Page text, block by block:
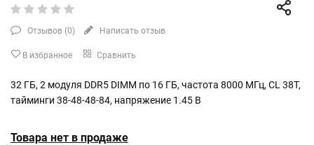
Отзывов (0) Написать отзыв
В избранное Сравнить
32 ГБ, 2 модуля DDR5 DIMM по 16 ГБ, частота 8000 МГц, CL 38T,
тайминги 38-48-48-84, напряжение 1.45 В
Товара нет в продаже